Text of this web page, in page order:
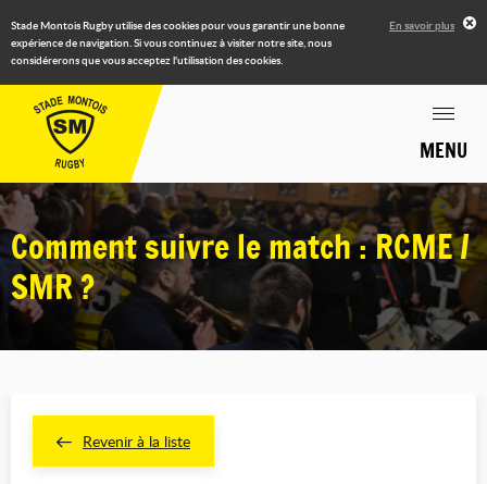
Stade Montois Rugby utilise des cookies pour vous garantir une bonne
expérience de navigation. Si vous continuez à visiter notre site, nous
considérerons que vous acceptez l'utilisation des cookies.
En savoir plus
MENU
Comment suivre le match : RCME /
SMR ?
Revenir à la liste